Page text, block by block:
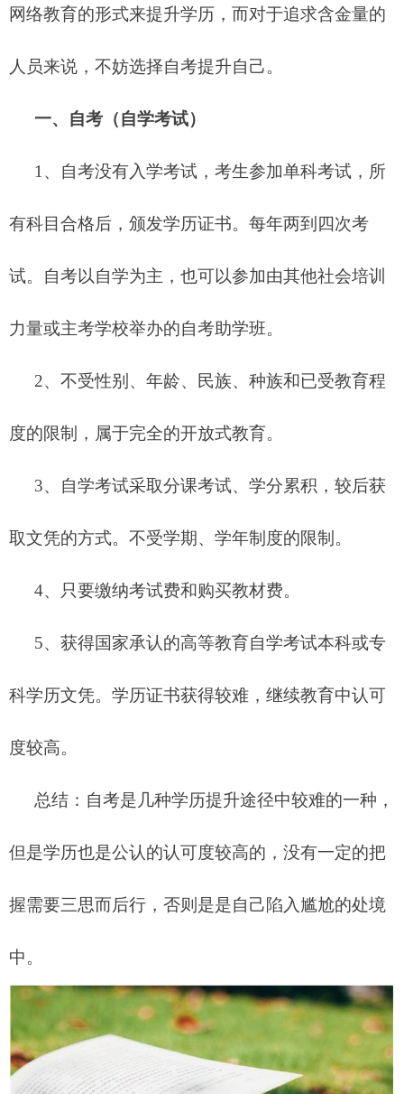
网络教育的形式来提升学历，而对于追求含金量的
人员来说，不妨选择自考提升自己。
一、自考（自学考试）
1、自考没有入学考试，考生参加单科考试，所
有科目合格后，颁发学历证书。每年两到四次考
试。自考以自学为主，也可以参加由其他社会培训
力量或主考学校举办的自考助学班。
2、不受性别、年龄、民族、种族和已受教育程
度的限制，属于完全的开放式教育。
3、自学考试采取分课考试、学分累积，较后获
取文凭的方式。不受学期、学年制度的限制。
4、只要缴纳考试费和购买教材费。
5、获得国家承认的高等教育自学考试本科或专
科学历文凭。学历证书获得较难，继续教育中认可
度较高。
总结：自考是几种学历提升途径中较难的一种，
但是学历也是公认的认可度较高的，没有一定的把
握需要三思而后行，否则是是自己陷入尴尬的处境
中。